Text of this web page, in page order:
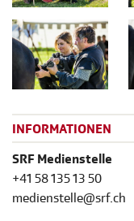
INFORMATIONEN
SRF Medienstelle
+41 58 135 13 50
medienstelle@srf.ch